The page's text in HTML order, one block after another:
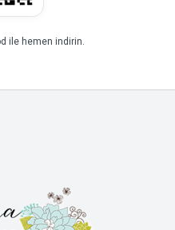
ile hemen indirin.